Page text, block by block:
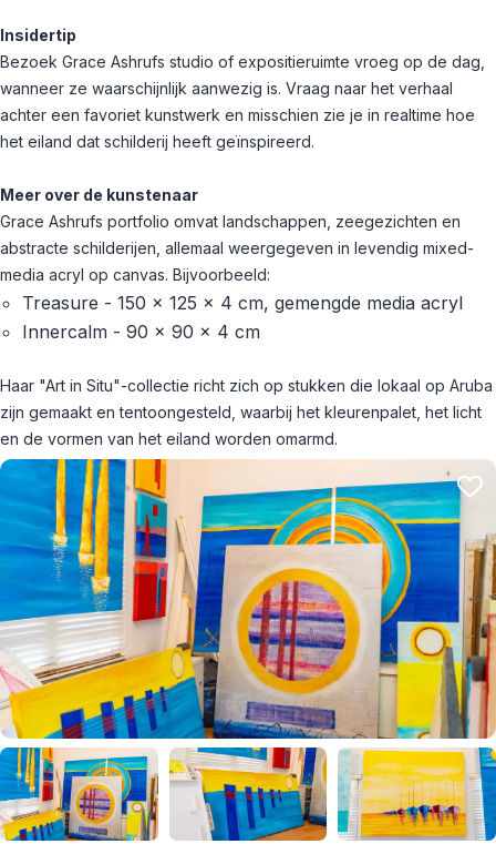
Insidertip
Bezoek Grace Ashrufs studio of expositieruimte vroeg op de dag,
wanneer ze waarschijnlijk aanwezig is. Vraag naar het verhaal
achter een favoriet kunstwerk en misschien zie je in realtime hoe
het eiland dat schilderij heeft geïnspireerd.
Meer over de kunstenaar
Grace Ashrufs portfolio omvat landschappen, zeegezichten en
abstracte schilderijen, allemaal weergegeven in levendig mixed-
media acryl op canvas. Bijvoorbeeld:
Treasure - 150 × 125 × 4 cm, gemengde media acryl
Innercalm - 90 × 90 × 4 cm
Haar "Art in Situ"-collectie richt zich op stukken die lokaal op Aruba
zijn gemaakt en tentoongesteld, waarbij het kleurenpalet, het licht
en de vormen van het eiland worden omarmd.